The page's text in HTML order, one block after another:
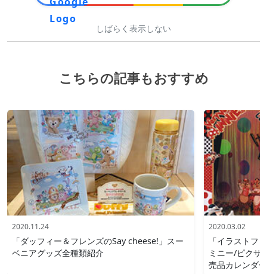
しばらく表示しない
こちらの記事もおすすめ
2020.11.24
「ダッフィー＆フレンズのSay cheese!」スー
ベニアグッズ全種類紹介
2020.03.02
「イラストフ
ミニー/ピクサ
売品カレンダ